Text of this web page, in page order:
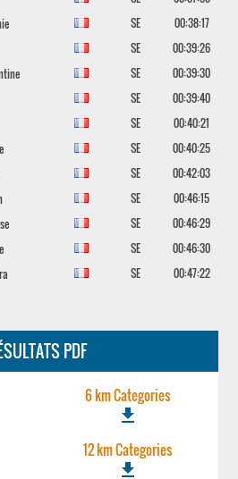
SE
00:38:17
SE
00:39:26
SE
00:39:30
SE
00:39:40
SE
00:40:21
SE
00:40:25
SE
00:42:03
SE
00:46:15
SE
00:46:29
SE
00:46:30
SE 00:47:22
PDF
6 km Categories
file_download
12 km Categories
file_download